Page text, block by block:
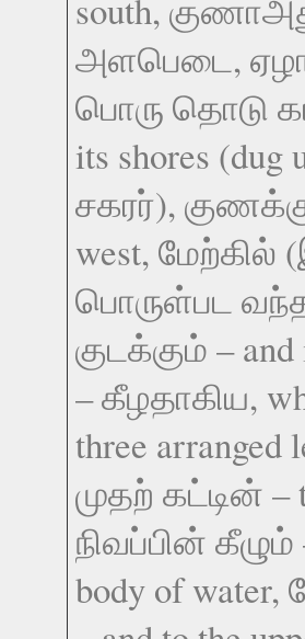
south,
அளபெடை,
பொரு தொடு
its shores (dug
சகரர்),
west,
பொருள்பட
குடக்கும் –
– கீழதாகிய,
three arranged
முதற் கட்டின் –
நிவப்பின் கீழும்
body of